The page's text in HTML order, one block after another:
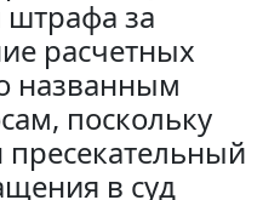
штрафа за
расчетных
названным
поскольку
в суд